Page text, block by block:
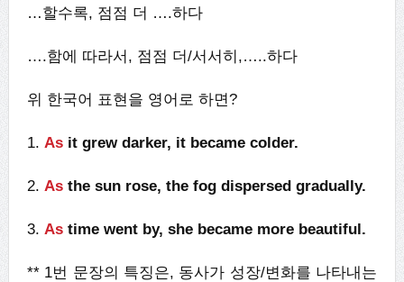
…할수록, 점점 더 ….하다
….함에 따라서, 점점 더/서서히,…..하다
위 한국어 표현을 영어로 하면?
1. Asit grew darker, it became colder.
2. As the sun rose, the fog dispersed gradually.
3. Astime went by, she became more beautiful.
** 1번 문장의 특징은, 동사가 성장/변화를 나타내는